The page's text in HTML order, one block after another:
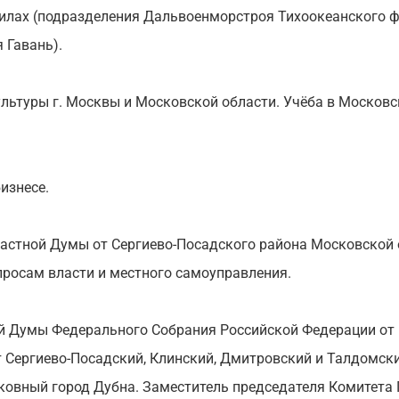
(подразделения Дальвоенморстроя Тихоокеанского
Гавань).
г. Москвы и Московской области. Учёба в
Думы от Сергиево-Посадского района Московской
власти и местного самоуправления.
Думы Федерального Собрания Российской Федерации от
Сергиево-Посадский, Клинский, Дмитровский и
город Дубна. Заместитель председателя